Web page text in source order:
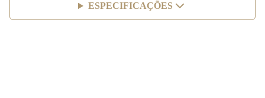
ESPECIFICAÇÕES